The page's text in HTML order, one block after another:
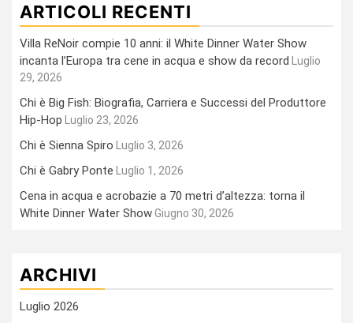
ARTICOLI RECENTI
Villa ReNoir compie 10 anni: il White Dinner Water Show
incanta l’Europa tra cene in acqua e show da record
Luglio
29, 2026
Chi è Big Fish: Biografia, Carriera e Successi del Produttore
Hip-Hop
Luglio 23, 2026
Chi è Sienna Spiro Luglio 3, 2026
Chi è Gabry Ponte Luglio 1, 2026
Cena in acqua e acrobazie a 70 metri d’altezza: torna il
White Dinner Water ShowGiugno 30, 2026
ARCHIVI
Luglio 2026